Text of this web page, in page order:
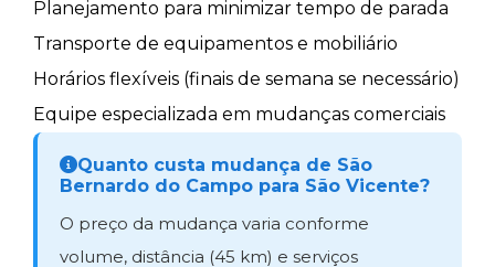
Planejamento para minimizar tempo de parada
Transporte de equipamentos e mobiliário
Horários flexíveis (finais de semana se necessário)
Equipe especializada em mudanças comerciais
Quanto custa mudança de São
Bernardo do Campo para São Vicente?
O preço da mudança varia conforme
volume, distância (45 km) e serviços